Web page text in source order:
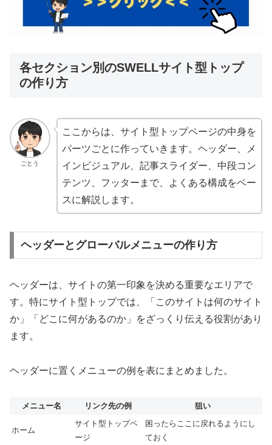
各セクション別のSWELLサイト型トップ
の作り方
ごとう
ここからは、サイト型トップページの中身を
パーツごとに作っていきます。ヘッダー、メ
インビジュアル、記事スライダー、中段コン
テンツ、フッターまで、よくある構成をベー
スに解説します。
ヘッダーとグローバルメニューの作り方
ヘッダーは、サイトの第一印象を決める重要なエリアで
す。特にサイト型トップでは、「このサイトは何のサイト
か」「どこに何があるのか」をざっくり伝える役割があり
ます。
ヘッダーに置くメニューの例を表にまとめました。
メニュー名 リンク先の例 狙い
ホーム
サイト型トップペ
ージ
困ったらここに戻れるようにし
ておく